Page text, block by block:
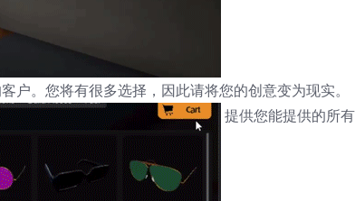
。您将有很多选择，因此请将您的创意变为现实。
提供您能提供的所